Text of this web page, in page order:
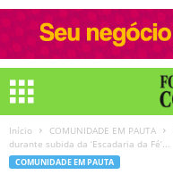
Início COMUNIDADE EM PAUTA
durante subida da ‘Escadaria da Fé’...
COMUNIDADE EM PAUTA